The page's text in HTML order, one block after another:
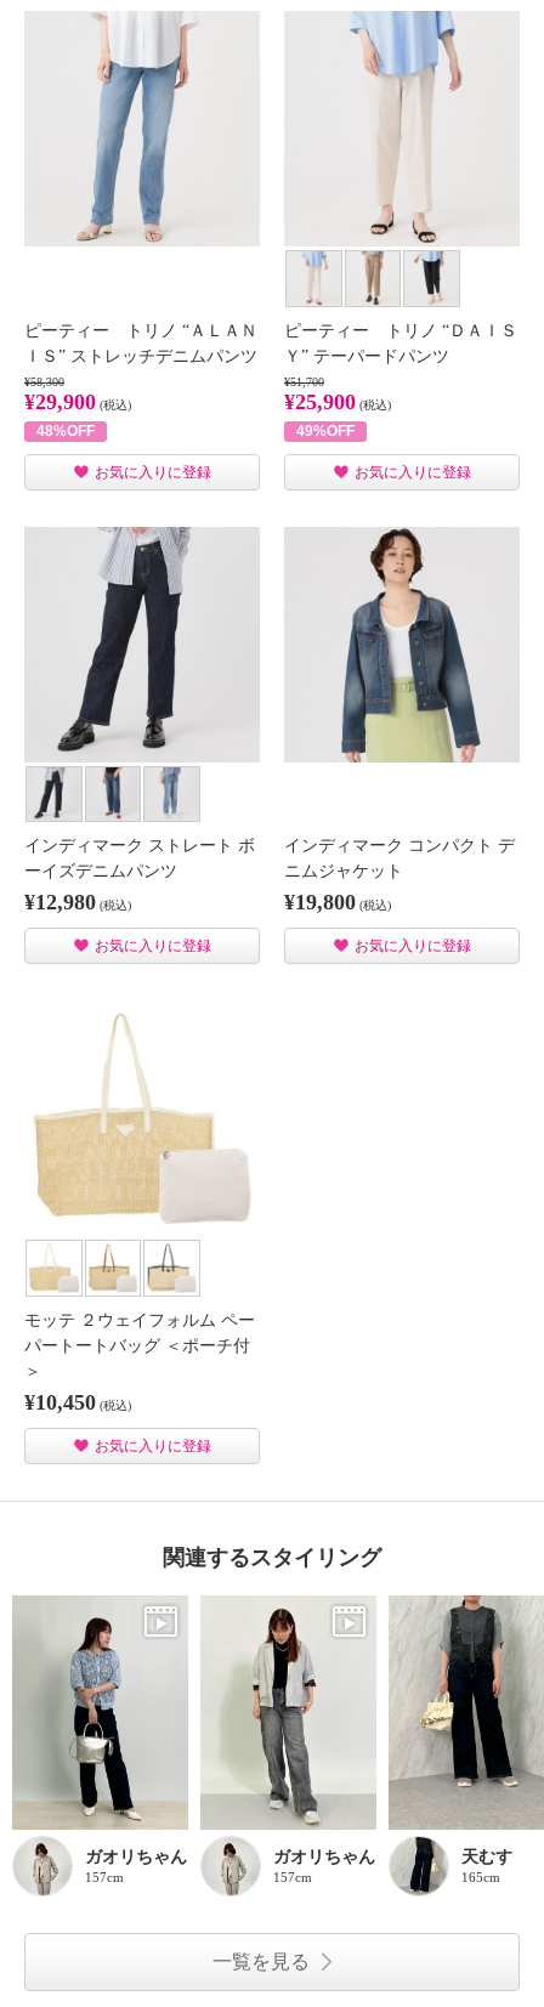
ピーティー トリノ “ＡＬＡＮ
ＩＳ” ストレッチデニムパンツ
¥58,300
¥29,900 (税込)
48%OFF
お気に入りに登録
ピーティー トリノ “ＤＡＩＳ
Ｙ” テーパードパンツ
¥51,700
¥25,900 (税込)
49%OFF
お気に入りに登録
インディマーク ストレート ボ
ーイズデニムパンツ
¥12,980 (税込)
お気に入りに登録
インディマーク コンパクト デ
ニムジャケット
¥19,800 (税込)
お気に入りに登録
モッテ ２ウェイフォルム ペー
パートートバッグ ＜ポーチ付
＞
¥10,450 (税込)
お気に入りに登録
関連するスタイリング
ガオリちゃん
157cm
ガオリちゃん
157cm
天むす
165cm
一覧を見る